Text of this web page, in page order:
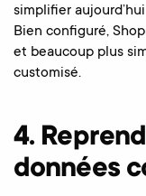
simplifier aujourd’hui
Bien configuré,
et beaucoup plus
customisé.
4.
données